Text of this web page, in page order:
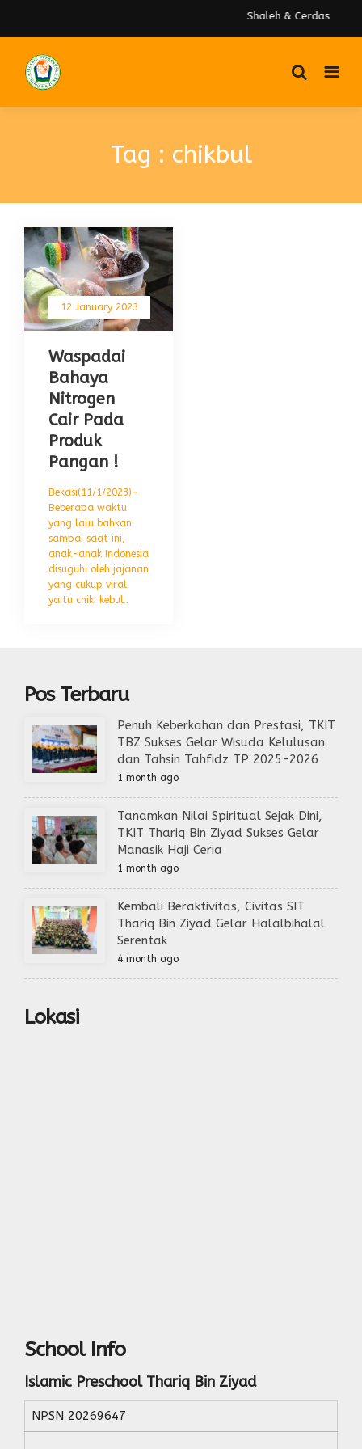
Shaleh & Cerdas
Tag : chikbul
12 January 2023
Waspadai
Bahaya
Nitrogen
Cair Pada
Produk
Pangan !
Bekasi(11/1/2023)-
Beberapa waktu
yang lalu bahkan
sampai saat ini,
anak-anak Indonesia
disuguhi oleh jajanan
yang cukup viral
yaitu chiki kebul..
Pos Terbaru
Penuh Keberkahan dan Prestasi, TKIT
TBZ Sukses Gelar Wisuda Kelulusan
dan Tahsin Tahfidz TP 2025-2026
1 month ago
Tanamkan Nilai Spiritual Sejak Dini,
TKIT Thariq Bin Ziyad Sukses Gelar
Manasik Haji Ceria
1 month ago
Kembali Beraktivitas, Civitas SIT
Thariq Bin Ziyad Gelar Halalbihalal
Serentak
4 month ago
Lokasi
School Info
Islamic Preschool Thariq Bin Ziyad
NPSN 20269647